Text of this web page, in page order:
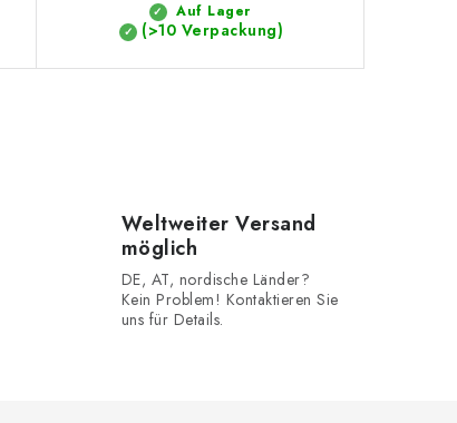
Auf Lager
(>10 Verpackung)
Weltweiter Versand
möglich
DE, AT, nordische Länder?
Kein Problem! Kontaktieren Sie
uns für Details.